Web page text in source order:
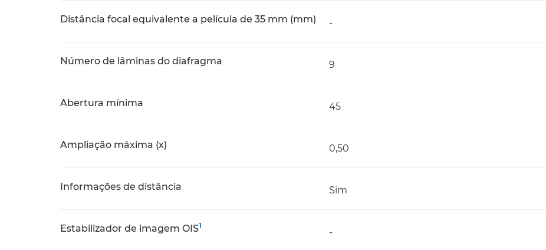
Distância focal equivalente a película de 35 mm (mm) -
Número de lâminas do diafragma 9
Abertura mínima 45
Ampliação máxima (x) 0,50
Informações de distância Sim
Estabilizador de imagem OIS1
-